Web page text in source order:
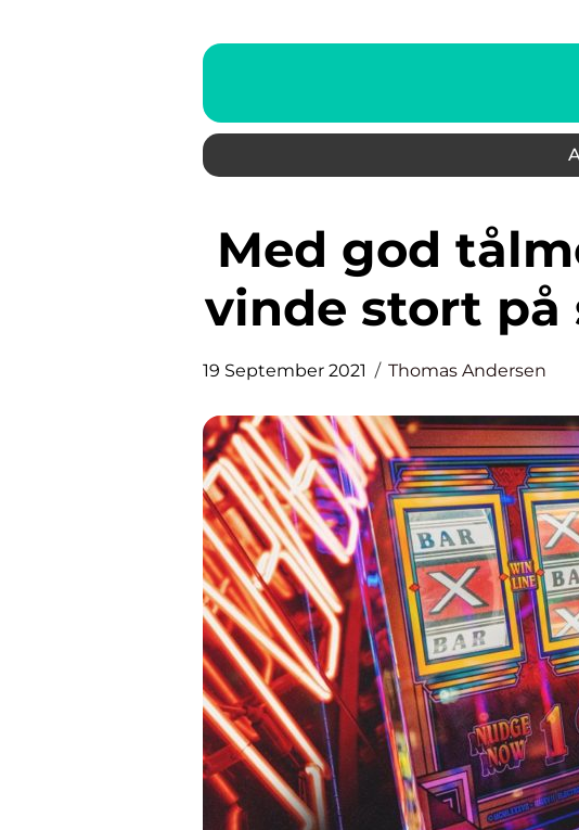
Med god tålmodighed kan du
vinde stort på
19 September 2021 Thomas Andersen